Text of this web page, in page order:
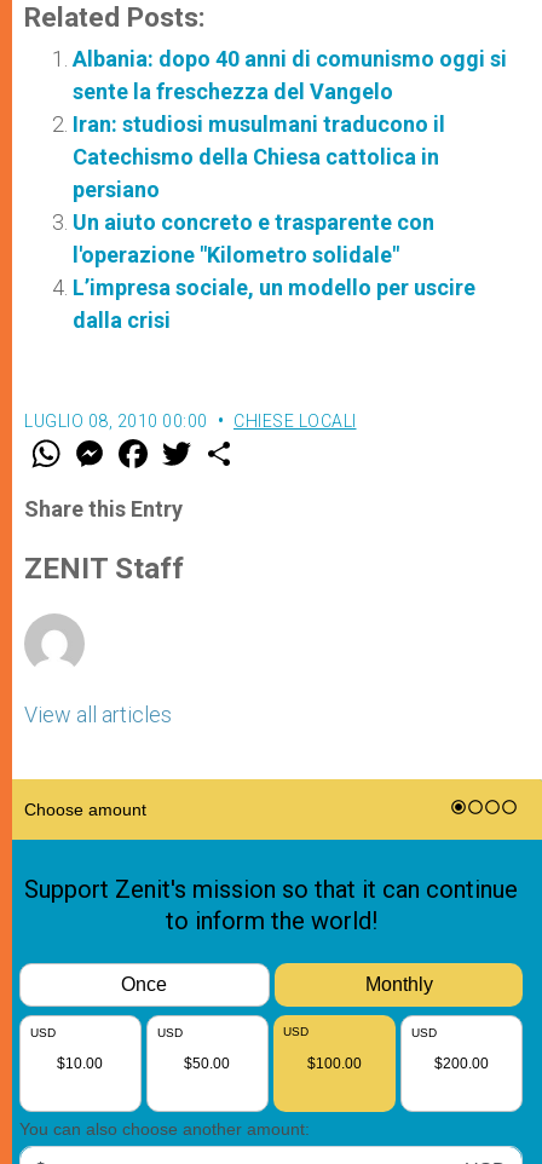
Related Posts:
Albania: dopo 40 anni di comunismo oggi si
sente la freschezza del Vangelo
Iran: studiosi musulmani traducono il
Catechismo della Chiesa cattolica in
persiano
Un aiuto concreto e trasparente con
l'operazione "Kilometro solidale"
L’impresa sociale, un modello per uscire
dalla crisi
LUGLIO 08, 2010 00:00 CHIESE LOCALI
W
t
s
p
p
M
e
s
e
g
e
F
a
e
b
o
k
w
Share this Entry
ZENIT Staff
View all articles